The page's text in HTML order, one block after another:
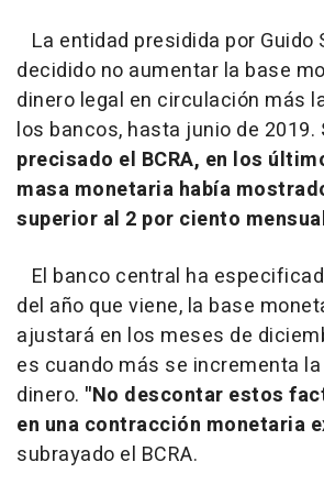
La entidad presidida por Guido
decidido no aumentar la base
dinero legal en circulación más
los bancos, hasta junio de 2019.
precisado el BCRA, en los
masa monetaria había
superior al 2 por ciento
El banco central ha
del año que viene, la base
ajustará en los meses de
es cuando más se incrementa
dinero. "No descontar estos
en una contracción monetaria
subrayado el BCRA.